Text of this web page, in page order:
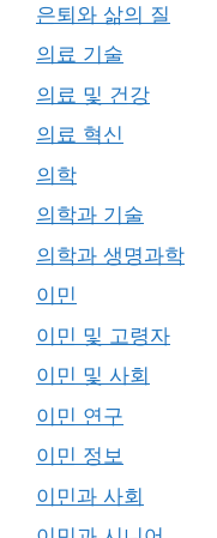
은퇴와 삶의 질
의료 기술
의료 및 건강
의료 혁신
의학
의학과 기술
의학과 생명과학
이민
이민 및 고령자
이민 및 사회
이민 연구
이민 정보
이민과 사회